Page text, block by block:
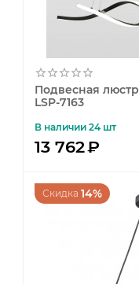
Подвесная
LSP-7163
В наличии 24 шт
13 762₽
Скидка 14%